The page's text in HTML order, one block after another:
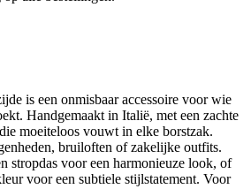
is een onmisbaar accessoire voor wie
Handgemaakt in Italië, met een zachte
moeiteloos vouwt in elke borstzak.
bruiloften of zakelijke outfits.
stropdas voor een harmonieuze look, of
voor een subtiele stijlstatement. Voor